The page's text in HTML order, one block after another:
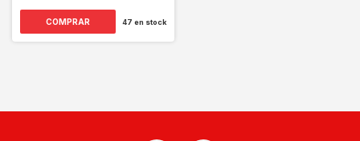
COMPRAR 47 en stock